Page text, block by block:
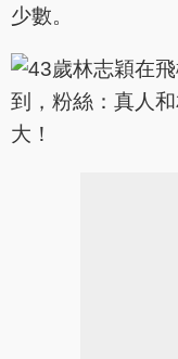
少數。